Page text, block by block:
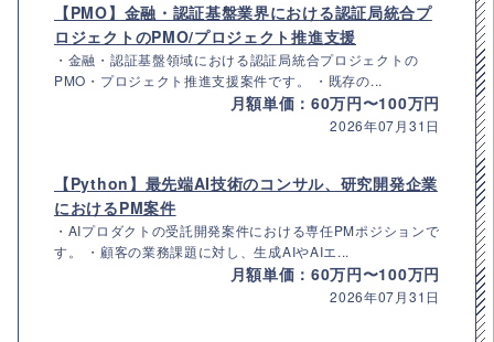
【PMO】金融・認証基盤業界における認証局統合プ
ロジェクトのPMO/プロジェクト推進支援
・金融・認証基盤領域における認証局統合プロジェクトの
PMO・プロジェクト推進支援案件です。 ・既存の...
月額単価：60万円〜100万円
2026年07月31日
【Python】最先端AI技術のコンサル、研究開発企業
におけるPM案件
・AIプロダクトの受託開発案件における専任PMポジションで
す。 ・顧客の業務課題に対し、生成AIやAIエ...
月額単価：60万円〜100万円
2026年07月31日